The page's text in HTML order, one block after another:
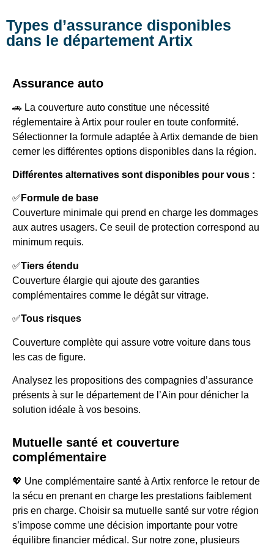
Types d’assurance disponibles
dans le département Artix
Assurance auto
🚗 La couverture auto constitue une nécessité
réglementaire à Artix pour rouler en toute conformité.
Sélectionner la formule adaptée à Artix demande de bien
cerner les différentes options disponibles dans la région.
Différentes alternatives sont disponibles pour vous :
✅ Formule de base
Couverture minimale qui prend en charge les dommages
aux autres usagers. Ce seuil de protection correspond au
minimum requis.
✅Tiers étendu
Couverture élargie qui ajoute des garanties
complémentaires comme le dégât sur vitrage.
✅Tous risques
Couverture complète qui assure votre voiture dans tous
les cas de figure.
Analysez les propositions des compagnies d’assurance
présents à sur le département de l’Ain pour dénicher la
solution idéale à vos besoins.
Mutuelle santé et couverture
complémentaire
💖 Une complémentaire santé à Artix renforce le retour de
la sécu en prenant en charge les prestations faiblement
pris en charge. Choisir sa mutuelle santé sur votre région
s’impose comme une décision importante pour votre
équilibre financier médical. Sur notre zone, plusieurs